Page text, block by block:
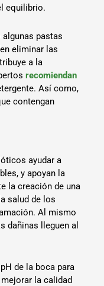
equilibrio.
pastas
eliminar las
a la
recomiendan
Así como,
contengan
ayudar a
y apoyan la
la creación de una
salud de los
Al mismo
dañinas lleguen al
de la boca para
la calidad